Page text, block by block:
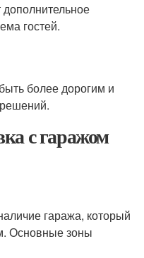
гостей.
более дорогим и
с гаражом
гаража, который
Основные зоны